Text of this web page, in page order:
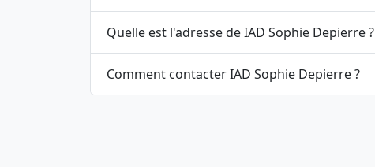
Quelle est l'adresse de IAD Sophie Depierre ?
Comment contacter IAD Sophie Depierre ?